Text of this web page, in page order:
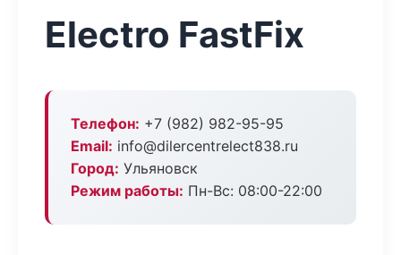
Electro FastFix
Телефон: +7 (982) 982-95-95
Email: info@dilercentrelect838.ru
Город: Ульяновск
Режим работы: Пн-Вс: 08:00-22:00